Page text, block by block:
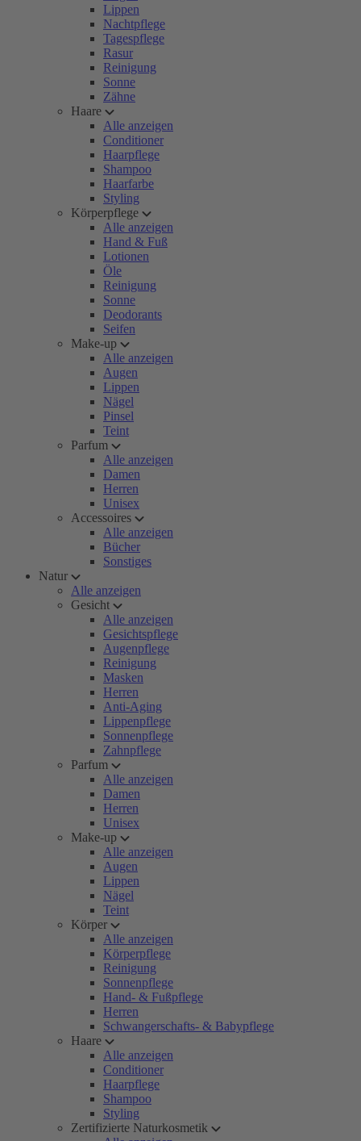
Lippen
Nachtpflege
Tagespflege
Rasur
Reinigung
Sonne
Zähne
Haare
Alle anzeigen
Conditioner
Haarpflege
Shampoo
Haarfarbe
Styling
Körperpflege
Alle anzeigen
Hand & Fuß
Lotionen
Öle
Reinigung
Sonne
Deodorants
Seifen
Make-up
Alle anzeigen
Augen
Lippen
Nägel
Pinsel
Teint
Parfum
Alle anzeigen
Damen
Herren
Unisex
Accessoires
Alle anzeigen
Bücher
Sonstiges
Natur
Alle anzeigen
Gesicht
Alle anzeigen
Gesichtspflege
Augenpflege
Reinigung
Masken
Herren
Anti-Aging
Lippenpflege
Sonnenpflege
Zahnpflege
Parfum
Alle anzeigen
Damen
Herren
Unisex
Make-up
Alle anzeigen
Augen
Lippen
Nägel
Teint
Körper
Alle anzeigen
Körperpflege
Reinigung
Sonnenpflege
Hand- & Fußpflege
Herren
Schwangerschafts- & Babypflege
Haare
Alle anzeigen
Conditioner
Haarpflege
Shampoo
Styling
Zertifizierte Naturkosmetik